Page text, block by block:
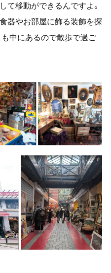
て移動ができるんですよ。
器やお部屋に飾る装飾を探
中にあるので散歩で過ご